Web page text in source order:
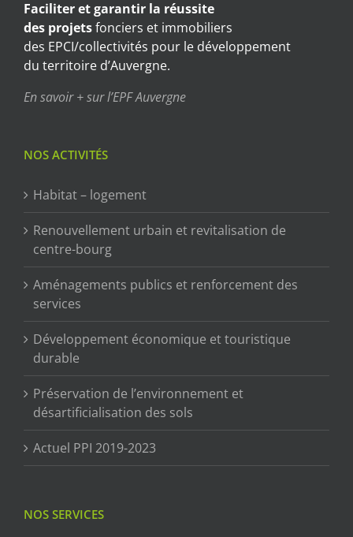
Faciliter et garantir la réussite
des projetsfonciers et immobiliers
des EPCI/collectivités pour le développement
du territoire d’Auvergne.
En savoir + sur l’EPF Auvergne
NOS ACTIVITÉS
Habitat – logement
Renouvellement urbain et revitalisation de
centre-bourg
Aménagements publics et renforcement des
services
Développement économique et touristique
durable
Préservation de l’environnement et
désartificialisation des sols
Actuel PPI 2019-2023
NOS SERVICES